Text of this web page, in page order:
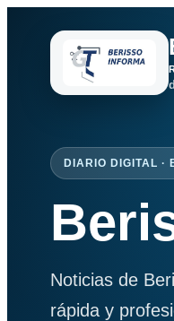
DIARIO DIGITAL ·
Noticias de
rápida y